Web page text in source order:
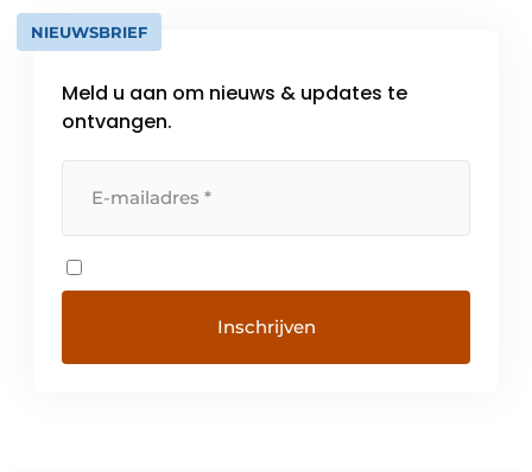
NIEUWSBRIEF
Meld u aan om nieuws & updates te
ontvangen.